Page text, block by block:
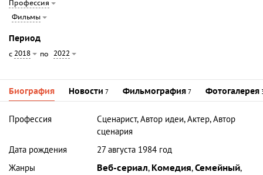
Профессия
Фильмы
Период
с 2018 по 2022
Биография Новости 7 Фильмография 7 Фотогалерея
Профессия
Сценарист, Автор идеи, Актер, Автор
сценария
Дата рождения
27 августа 1984 год
Жанры
Веб-сериал, Комедия,Семейный,